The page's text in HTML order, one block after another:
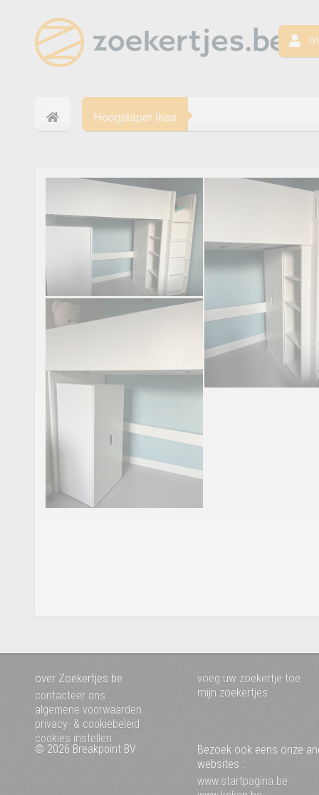
Hoogslaper Ikea
over Zoekertjes.be
contacteer ons
algemene voorwaarden
privacy- & cookiebeleid
cookies instellen
voeg uw zoekertje toe
mijn zoekertjes
© 2026 Breakpoint BV
Bezoek ook eens onze
websites :
www.startpagina.be